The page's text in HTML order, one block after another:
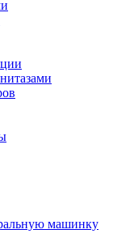
машинку